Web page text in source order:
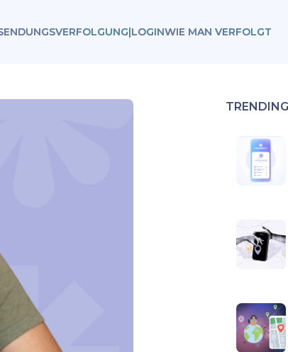
|LOGINWIE MAN VERFOLGT
TRENDING